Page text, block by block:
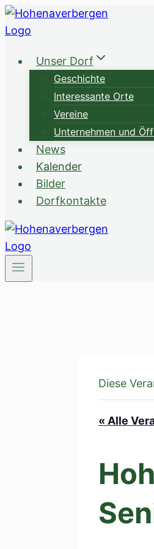
Zum
Inhalt
Unser Dorf
Geschichte
Interessante Orte
Vereine
Unternehmen und
News
Kalender
Bilder
Dorfkontakte
Diese
« Alle